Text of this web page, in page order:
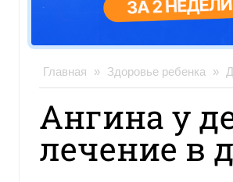
Главная » Здоровье ребенка »
Ангина у
лечение в